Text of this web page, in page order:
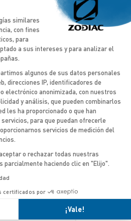
DE NAVEGACIÓN HABITUAL*
de Zodiac Nautic
de
similares
con fines
para
a sus intereses y para analizar el
algunos de sus datos personales
direcciones IP, identificadores de
electrónico anonimizada, con nuestros
y análisis, que pueden combinarlos
les ha proporcionado o que han
para que puedan ofrecerle
servicios de medición del
o rechazar todas nuestras
parcialmente haciendo clic en "Elijo".
certificados por
¡Vale!
consent